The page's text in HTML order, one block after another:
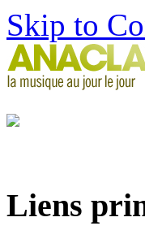
Skip to
Liens